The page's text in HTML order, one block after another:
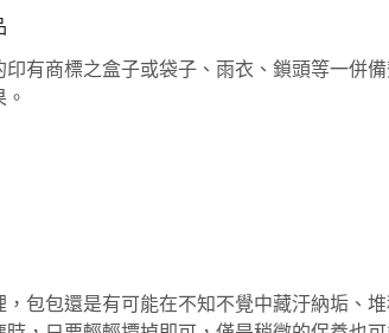
有商標之盒子或袋子、雨衣、鎖頭等一併
，包包還是有可能在不知不覺中藏汙納垢、